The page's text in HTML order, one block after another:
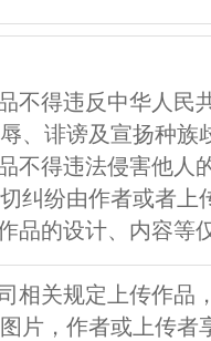
不得违反中华人民
、诽谤及宣扬种族
不得违法侵害他人
纠纷由作者或者上
品的设计、内容等
相关规定上传作品
片，作者或上传者